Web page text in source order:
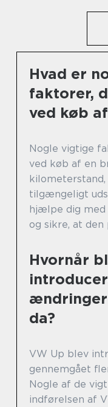
Hvad er
faktorer,
ved køb
Nogle vigtige
ved køb af en
tilgængeligt
hjælpe dig med
og sikre, at den
Hvornår
ændringer
da?
VW Up blev
gennemgået
Nogle af de
indførelsen af